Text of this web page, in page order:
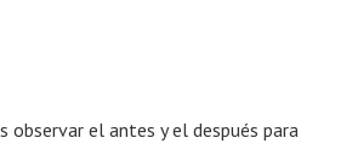
observar el antes y el después para